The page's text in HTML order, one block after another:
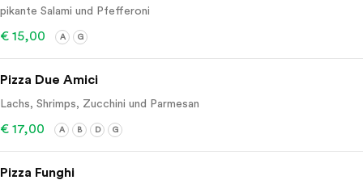
pikante Salami und Pfefferoni
€ 15,00 A G
Pizza Due Amici
Lachs, Shrimps, Zucchini und Parmesan
€ 17,00 A B D G
Pizza Funghi